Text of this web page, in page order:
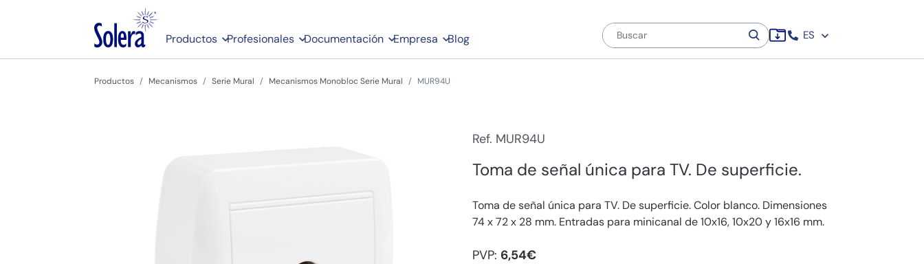
Productos Profesionales Documentación Empresa Blog ES
Productos Mecanismos Serie Mural Mecanismos Monobloc Serie Mural MUR94U
Ref. MUR94U
Toma de señal única para TV. De superficie.
Toma de señal única para TV. De superficie. Color blanco. Dimensiones
74 x 72 x 28 mm. Entradas para minicanal de 10x16, 10x20 y 16x16 mm.
PVP: 6,54€